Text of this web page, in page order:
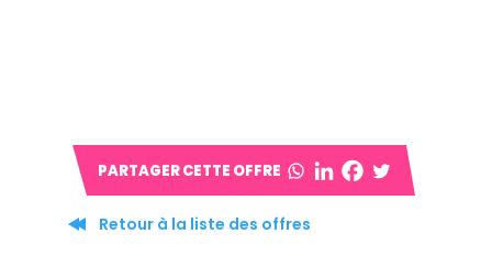
Retour à la liste des offres